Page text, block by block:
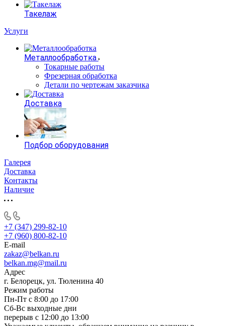
Такелаж
Услуги
Металлообработка
Токарные работы
Фрезерная обработка
Детали по чертежам заказчика
Доставка
Подбор оборудования
Галерея
Доставка
Контакты
Наличие
+7 (347) 299-82-10
+7 (960) 800-82-10
E-mail
zakaz@belkan.ru
belkan.mg@mail.ru
Адрес
г. Белорецк, ул. Тюленина 40
Режим работы
Пн-Пт с 8:00 до 17:00
Сб-Вс выходные дни
перерыв с 12:00 до 13:00